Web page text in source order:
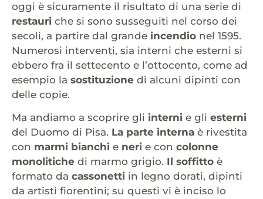
oggi è sicuramente il risultato di una serie di
restauri che si sono susseguiti nel corso dei
secoli, a partire dal grande incendio nel 1595.
Numerosi interventi, sia interni che esterni si
ebbero fra il settecento e l’ottocento, come ad
esempio la sostituzione di alcuni dipinti con
delle copie.
Ma andiamo a scoprire gli interni e gli esterni
del Duomo di Pisa. La parte interna è rivestita
con marmi bianchi e neri e con colonne
monolitiche di marmo grigio. Il soffitto è
formato da cassonetti in legno dorati, dipinti
da artisti fiorentini; su questi vi è inciso lo